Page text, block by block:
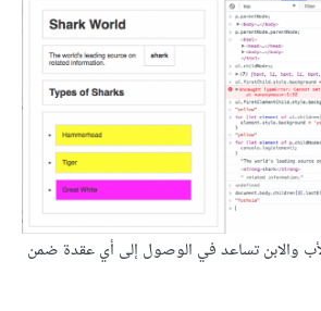
والابن تساعد في الوصول إلى أي عقدة ضمن